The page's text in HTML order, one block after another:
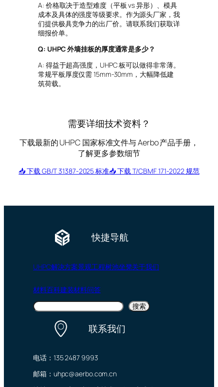
A: 价格取决于造型难度（平板 vs 异形）、模具
成本及具体的强度等级要求。作为源头厂家，我
们提供极具竞争力的出厂价。请联系我们获取详
细报价单。
Q: UHPC 外墙挂板的厚度通常是多少？
A: 得益于超高强度，UHPC 板可以做得非常薄。
常规平板厚度仅需 15mm-30mm，大幅降低建
筑荷载。
需要详细技术资料？
下载最新的 UHPC 国家标准文件与 Aerbo 产品手册，
了解更多参数细节
📥 下载 GB/T 31387-2025 标准📥 下载 T/CBMF 171-2022 规范
快捷导航
UHPC解决方案景观工程树池坐凳关于我们
材料百科建装材料问答
搜
索
搜索
联系我们
电话：135 2487 9993
邮箱：uhpc@aerbo.com.cn